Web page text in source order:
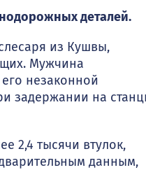
деталей.
из Кушвы,
Мужчина
незаконной
задержании на
2,4 тысячи втулок,
данным,